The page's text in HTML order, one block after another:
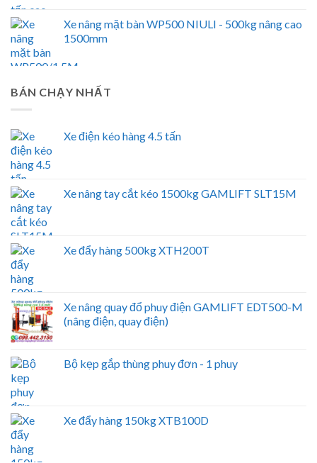
Xe nâng mặt bàn WP500 NIULI - 500kg nâng cao
1500mm
BÁN CHẠY NHẤT
Xe điện kéo hàng 4.5 tấn
Xe nâng tay cắt kéo 1500kg GAMLIFT SLT15M
Xe đẩy hàng 500kg XTH200T
Xe nâng quay đổ phuy điện GAMLIFT EDT500-M
(nâng điện, quay điện)
Bộ kẹp gắp thùng phuy đơn - 1 phuy
Xe đẩy hàng 150kg XTB100D